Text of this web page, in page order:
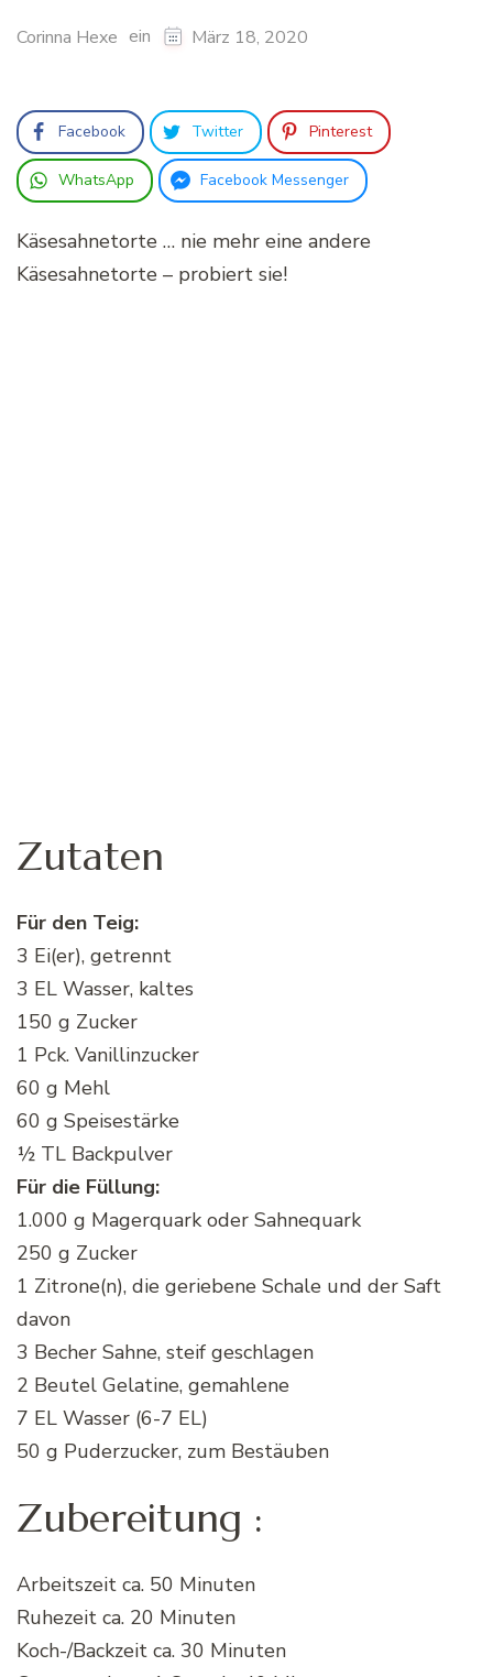
Corinna Hexe ein März 18, 2020
Facebook Twitter Pinterest
WhatsApp Facebook Messenger
Käsesahnetorte … nie mehr eine andere
Käsesahnetorte – probiert sie!
Zutaten
Für den Teig:
3 Ei(er), getrennt
3 EL Wasser, kaltes
150 g Zucker
1 Pck. Vanillinzucker
60 g Mehl
60 g Speisestärke
½ TL Backpulver
Für die Füllung:
1.000 g Magerquark oder Sahnequark
250 g Zucker
1 Zitrone(n), die geriebene Schale und der Saft
davon
3 Becher Sahne, steif geschlagen
2 Beutel Gelatine, gemahlene
7 EL Wasser (6-7 EL)
50 g Puderzucker, zum Bestäuben
Zubereitung :
Arbeitszeit ca. 50 Minuten
Ruhezeit ca. 20 Minuten
Koch-/Backzeit ca. 30 Minuten